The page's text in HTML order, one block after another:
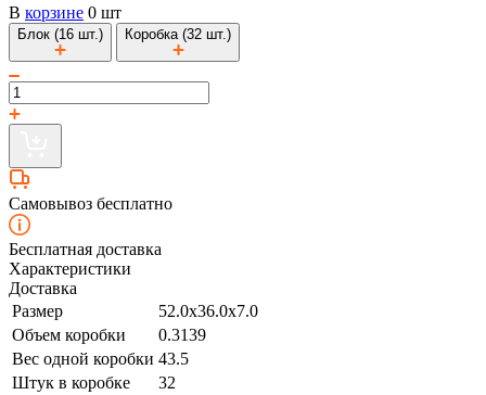
В корзине 0 шт
Блок (16 шт.) Коробка (32 шт.)
Самовывоз бесплатно
Бесплатная доставка
Характеристики
Доставка
Размер
52.0x36.0x7.0
Объем коробки
0.3139
Вес одной коробки 43.5
Штук в коробке
32